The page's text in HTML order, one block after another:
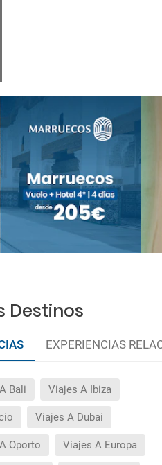
Destinos
EXPERIENCIAS
Bali Viajes A Ibiza
Viajes A Dubai
Oporto Viajes A Europa